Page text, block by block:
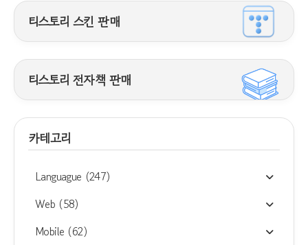
티스토리 스킨 판매
티스토리 전자책 판매
카테고리
Languague (247)
Web (58)
Mobile (62)